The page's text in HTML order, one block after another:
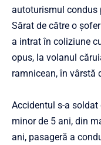
autoturismul condus
Sărat de către o
a intrat în coliziune
opus, la volanul
ramnicean, în vârstă
Accidentul s-a soldat
minor de 5 ani, din
ani, pasageră a